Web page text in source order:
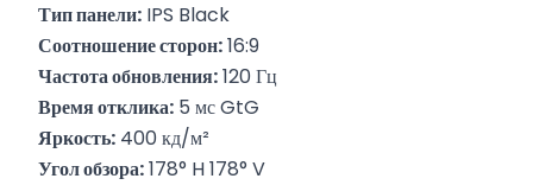
Тип панели: IPS Black
Соотношение сторон: 16:9
Частота обновления: 120 Гц
Время отклика: 5 мс GtG
Яркость: 400 кд/м²
Угол обзора: 178° H 178° V